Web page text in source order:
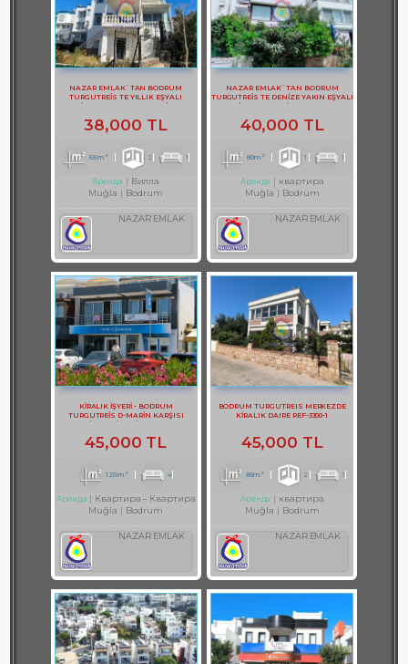
NAZAR EMLAK`TAN BODRUM
TURGUTREİS TE YILLIK EŞYALI
KİRALIK BAHÇE KATI DAİRE
38,000 TL
65m² 2 1
Аренда
Вилла
Muğla
Bodrum
NAZAR EMLAK
NAZAR EMLAK`TAN BODRUM
TURGUTREİS TE DENİZE YAKIN EŞYALI
KİRALIK 1+1 DAİRE REF-2983
40,000 TL
80m² 1 1
Аренда
квартира
Muğla
Bodrum
NAZAR EMLAK
KİRALIK İŞYERİ - BODRUM
TURGUTREİS D-MARİN KARŞISI
45,000 TL
120m² 4
Аренда
Квартира – Квартира
Muğla
Bodrum
NAZAR EMLAK
BODRUM TURGUTREIS MERKEZDE
KİRALIK DAIRE REF-3300-1
45,000 TL
85m² 2 1
Аренда
квартира
Muğla
Bodrum
NAZAR EMLAK